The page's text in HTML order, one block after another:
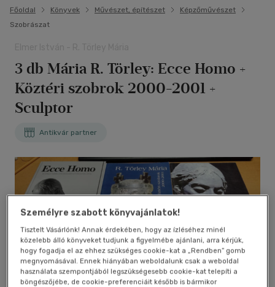
Főoldal Könyvek Művészet, építészet
Képzőművészet
Szobrászat
3 db Mária R. Törley: Ecce Homo +
Köztéri szobrok 2000-2001 +
Sculptor
Antikvár partner
Személyre szabott könyvajánlatok!
Tisztelt Vásárlónk! Annak érdekében, hogy az ízléséhez minél
közelebb álló könyveket tudjunk a figyelmébe ajánlani, arra kérjük,
hogy fogadja el az ehhez szükséges cookie-kat a „Rendben” gomb
megnyomásával. Ennek hiányában weboldalunk csak a weboldal
használata szempontjából legszükségesebb cookie-kat telepíti a
böngészőjébe, de cookie-preferenciáit később is bármikor